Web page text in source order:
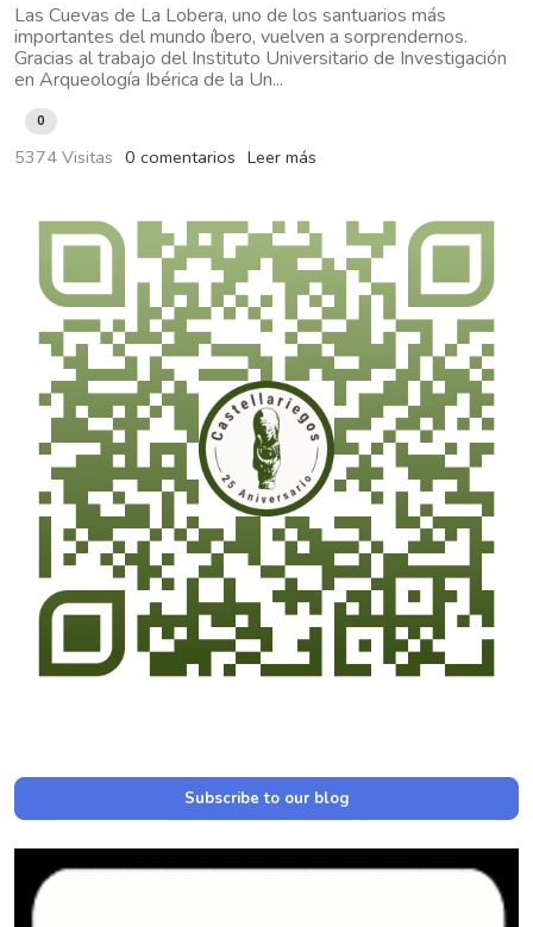
Las Cuevas de La Lobera, uno de los santuarios más
importantes del mundo íbero, vuelven a sorprendernos.
Gracias al trabajo del Instituto Universitario de Investigación
en Arqueología Ibérica de la Un...
0
5374 Visitas 0 comentarios Leer más
Subscribe to our blog